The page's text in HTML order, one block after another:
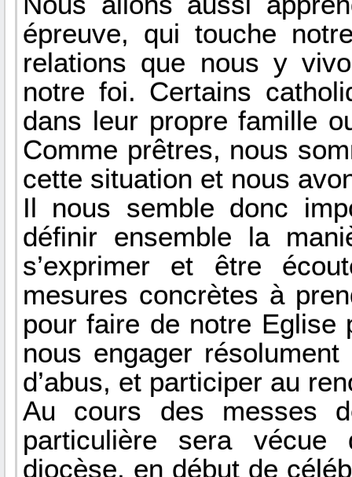
épreuve, qui touche
relations que nous y
notre foi. Certains
dans leur propre famille
Comme prêtres, nous
cette situation et nous
Il nous semble donc
définir ensemble la
s’exprimer et être
mesures concrètes à
pour faire de notre Eglise
nous engager
d’abus, et participer au
Au cours des messes
particulière sera
diocèse, en début de